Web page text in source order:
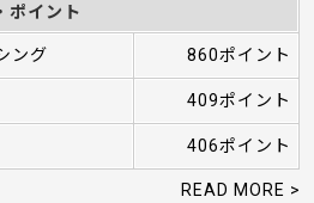
ポイント
ング 860ポイント
409ポイント
406ポイント
READ MORE >